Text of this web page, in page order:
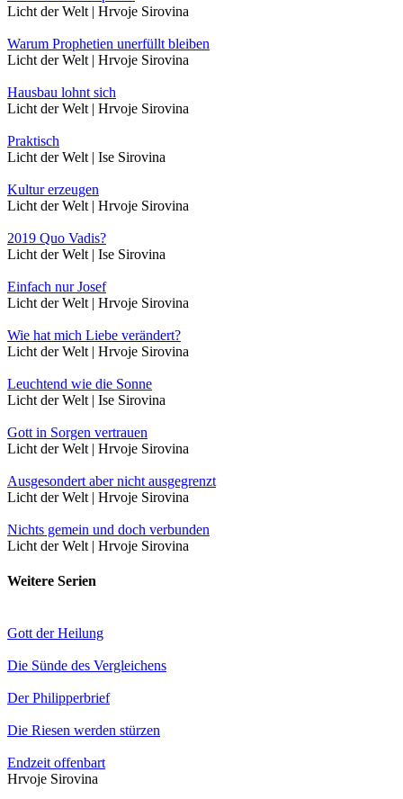
Licht der Welt | Hrvoje Sirovina
Warum Prophetien unerfüllt bleiben
Licht der Welt | Hrvoje Sirovina
Hausbau lohnt sich
Licht der Welt | Hrvoje Sirovina
Praktisch
Licht der Welt | Ise Sirovina
Kultur erzeugen
Licht der Welt | Hrvoje Sirovina
2019 Quo Vadis?
Licht der Welt | Ise Sirovina
Einfach nur Josef
Licht der Welt | Hrvoje Sirovina
Wie hat mich Liebe verändert?
Licht der Welt | Hrvoje Sirovina
Leuchtend wie die Sonne
Licht der Welt | Ise Sirovina
Gott in Sorgen vertrauen
Licht der Welt | Hrvoje Sirovina
Ausgesondert aber nicht ausgegrenzt
Licht der Welt | Hrvoje Sirovina
Nichts gemein und doch verbunden
Licht der Welt | Hrvoje Sirovina
Weitere Serien
Gott der Heilung
Die Sünde des Vergleichens
Der Philipperbrief
Die Riesen werden stürzen
Endzeit offenbart
Hrvoje Sirovina